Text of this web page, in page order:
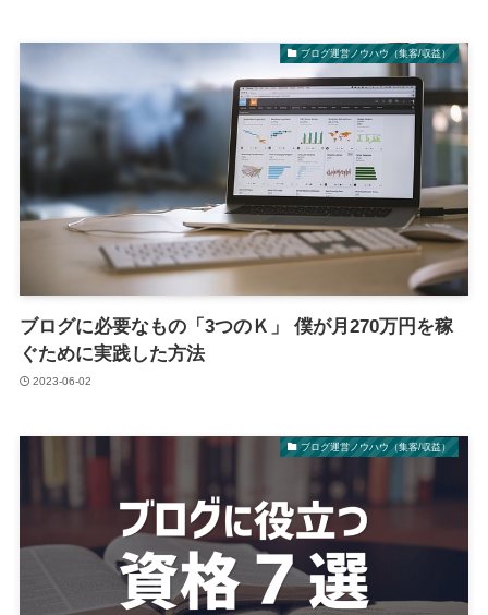
ブログ運営ノウハウ（集客/収益）
ブログに必要なもの「3つのＫ」 僕が月270万円を稼
ぐために実践した方法
2023-06-02
ブログ運営ノウハウ（集客/収益）